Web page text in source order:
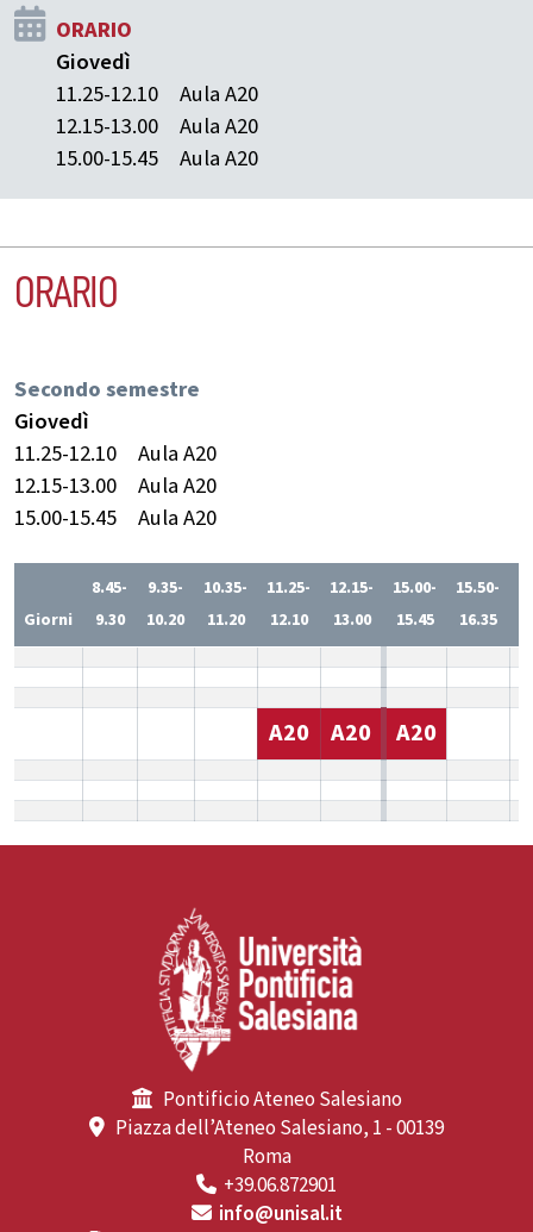
ORARIO
Giovedì
11.25-12.10
Aula A20
12.15-13.00
Aula A20
15.00-15.45
Aula A20
ORARIO
Secondo semestre
Giovedì
11.25-12.10
Aula A20
12.15-13.00
Aula A20
15.00-15.45
Aula A20
Giorni
8.45-
9.30
9.35-
10.20
10.35-
11.20
11.25-
12.10
12.15-
13.00
15.00-
15.45
15.50-
16.35
A20 A20 A20
Pontificio Ateneo Salesiano
Piazza dell’Ateneo Salesiano, 1 - 00139
Roma
+39.06.872901
info@unisal.it